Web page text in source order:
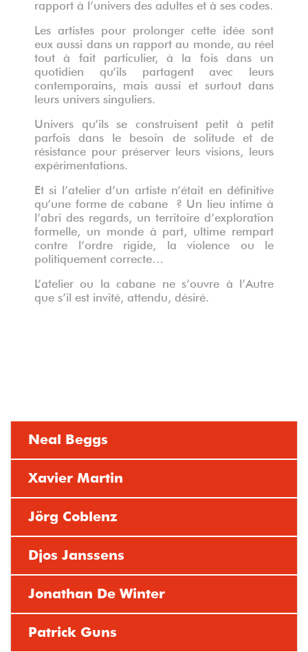
rapport à l’univers des adultes et à ses codes.
Les artistes pour prolonger cette idée sont
eux aussi dans un rapport au monde, au réel
tout à fait particulier, à la fois dans un
quotidien qu’ils partagent avec leurs
contemporains, mais aussi et surtout dans
leurs univers singuliers.
Univers qu’ils se construisent petit à petit
parfois dans le besoin de solitude et de
résistance pour préserver leurs visions, leurs
expérimentations.
Et si l’atelier d’un artiste n’était en définitive
qu’une forme de cabane ? Un lieu intime à
l’abri des regards, un territoire d’exploration
formelle, un monde à part, ultime rempart
contre l’ordre rigide, la violence ou le
politiquement correcte…
L’atelier ou la cabane ne s’ouvre à l’Autre
que s’il est invité, attendu, désiré.
Neal Beggs
Xavier Martin
Jörg Coblenz
Djos Janssens
Jonathan De Winter
Patrick Guns